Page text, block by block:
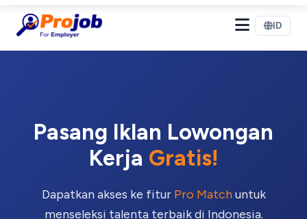
ID
Pasang Iklan Lowongan
Kerja Gratis!
Dapatkan akses ke fitur Pro Matchuntuk
menseleksi talenta terbaik di Indonesia.
Selamat datang di Projob. Tanyakan apa saja! 🎉